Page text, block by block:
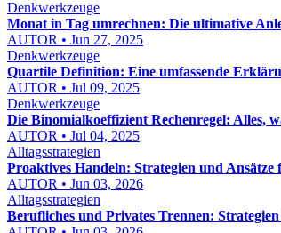
Denkwerkzeuge
Monat in Tag umrechnen: Die ultimative
AUTOR • Jun 27, 2025
Denkwerkzeuge
Quartile Definition: Eine umfassende
AUTOR • Jul 09, 2025
Denkwerkzeuge
Die Binomialkoeffizient Rechenregel: Alles,
AUTOR • Jul 04, 2025
Alltagsstrategien
Proaktives Handeln: Strategien und
AUTOR • Jun 03, 2026
Alltagsstrategien
Berufliches und Privates Trennen: